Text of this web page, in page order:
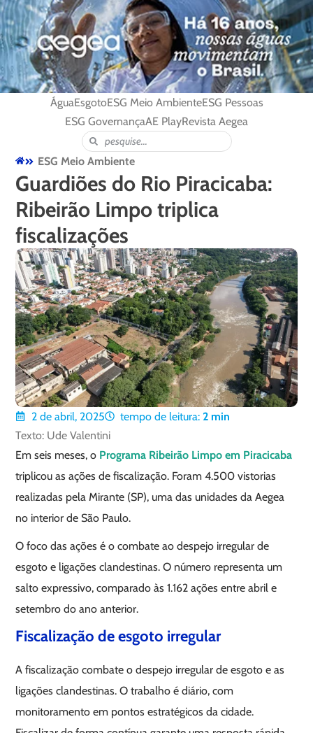
ÁguaEsgotoESG Meio AmbienteESG Pessoas
ESG GovernançaAE PlayRevista Aegea
ESG Meio Ambiente
Guardiões do Rio Piracicaba:
Ribeirão Limpo triplica
fiscalizações
2 de abril, 2025 tempo de leitura: 2 min
Texto: Ude Valentini
Em seis meses, o Programa Ribeirão Limpo em Piracicaba
triplicou as ações de fiscalização. Foram 4.500 vistorias
realizadas pela Mirante (SP), uma das unidades da Aegea
no interior de São Paulo.
O foco das ações é o combate ao despejo irregular de
esgoto e ligações clandestinas. O número representa um
salto expressivo, comparado às 1.162 ações entre abril e
setembro do ano anterior.
Fiscalização de esgoto irregular
A fiscalização combate o despejo irregular de esgoto e as
ligações clandestinas. O trabalho é diário, com
monitoramento em pontos estratégicos da cidade.